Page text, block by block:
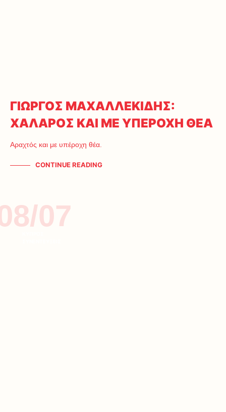
ΓΙΩΡΓΟΣ ΜΑΧΑΛΛΕΚΙΔΗΣ:
ΧΑΛΑΡΟΣ ΚΑΙ ΜΕ ΥΠΕΡΟΧΗ ΘΕΑ
Αραχτός και με υπέροχη θέα.
CONTINUE READING
07